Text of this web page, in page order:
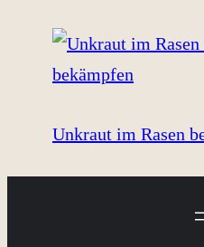
Unkraut im Rasen